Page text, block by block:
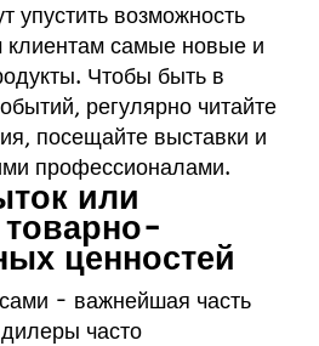
упустить возможность
клиентам самые новые и
Чтобы быть в
регулярно читайте
посещайте выставки и
профессионалами.
или
товарно-
ценностей
- важнейшая часть
часто